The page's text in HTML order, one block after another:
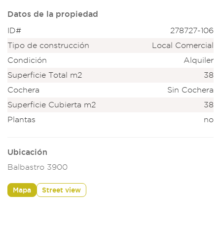
Datos de la propiedad
ID#
278727-106
Tipo de construcción
Local Comercial
Condición
Alquiler
Superficie Total m2
38
Cochera
Sin Cochera
Superficie Cubierta m2
38
Plantas
no
Ubicación
Balbastro 3900
Mapa Street view